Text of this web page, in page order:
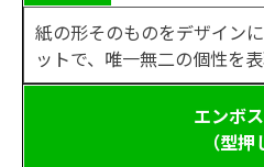
紙の形そのものをデザイン
ットで、唯一無二の個性を表
エンボ
（型押